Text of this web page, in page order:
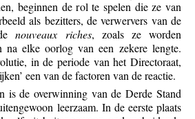
beginnen de rol te spelen die ze van
als bezitters, de verwervers van de
denouveaux riches, zoals ze worden
na elke oorlog van een zekere lengte.
in de periode van het Directoraat,
een van de factoren van de reactie.
is de overwinning van de Derde Stand
leerzaam. In de eerste plaats